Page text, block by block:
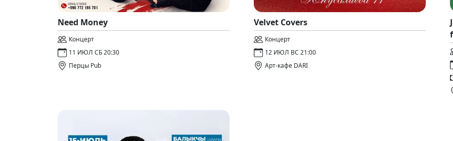
Need Money
Концерт
11 ИЮЛ СБ 20:30
Перцы Pub
Velvet Covers
Концерт
12 ИЮЛ ВС 21:00
Арт-кафе DARI